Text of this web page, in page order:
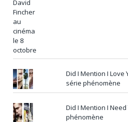
Did I Mention I Love
série phénomène
Did I Mention I
phénomène